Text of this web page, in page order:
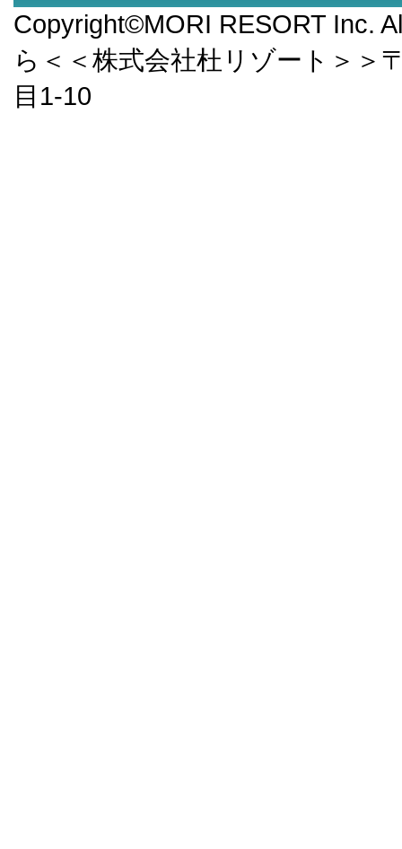
Copyright©MORI RESORT Inc.
ら＜＜株式会社杜リゾート＞＞
目1-10